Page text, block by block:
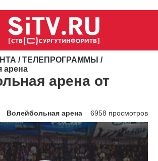
/ТЕЛЕПРОГРАММЫ /
арена
арена от
Волейбольная арена 6958 просмотров